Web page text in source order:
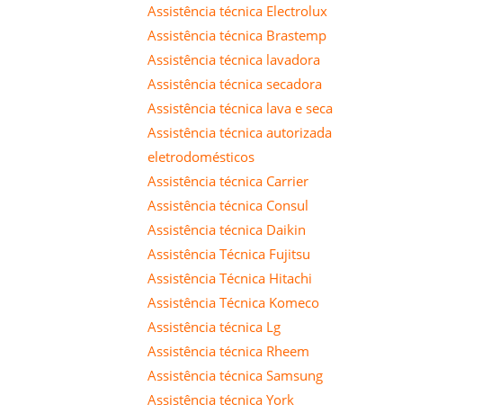
Assistência técnica Electrolux
Assistência técnica Brastemp
Assistência técnica lavadora
Assistência técnica secadora
Assistência técnica lava e seca
Assistência técnica autorizada
eletrodomésticos
Assistência técnica Carrier
Assistência técnica Consul
Assistência técnica Daikin
Assistência Técnica Fujitsu
Assistência Técnica Hitachi
Assistência Técnica Komeco
Assistência técnica Lg
Assistência técnica Rheem
Assistência técnica Samsung
Assistência técnica York